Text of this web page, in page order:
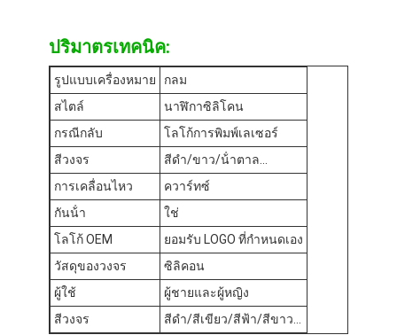
กรณี
บล็อก
นาฬิกาข้อมือควอทซ์
นาฬิกาควอตซ์สายหนัง
นาฬิกาสายใยเหล็กไร้ขัด
นาฬิกาสายซิลิคอน
นาฬิกาควอตซ์
ปริมาตรเทคนิค:
รูปแบบเครื่องหมาย
กลม
สไตล์
นาฬิกาซิลิโคน
กรณีกลับ
โลโก้การพิมพ์เลเซอร์
สีวงจร
สีดํา/ขาว/น้ําตาล...
การเคลื่อนไหว
ควาร์ทซ์
กันน้ํา
ใช่
โลโก้ OEM
ยอมรับ LOGO ที่กําหนดเอง
วัสดุของวงจร
ซิลิคอน
ผู้ใช้
ผู้ชายและผู้หญิง
สีวงจร
สีดํา/สีเขียว/สีฟ้า/สีขาว...